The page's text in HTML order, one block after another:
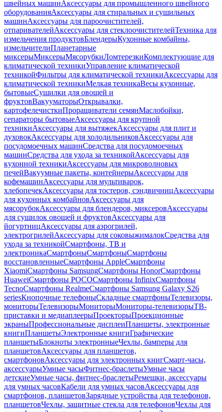
швейных машинАксессуары для промышленного швейного
оборудованияАксессуары для стиральных и сушильных
машинАксессуары для пароочистителей,
отпаривателейАксессуары для стеклоочистителейТехника для
измельчения продуктовБлендерыКухонные комбайны,
измельчителиПланетарные
миксерыМиксерыМясорубкиЛомтерезкиКомплектующие для
климатической техникиУправление климатической
техникойФильтры для климатической техникиАксессуары для
климатической техникиМелкая техникаВесы кухонные,
бытовыеСушилки для овощей и
фруктовВакууматорыОткрывалки,
картофелечисткиПроращиватели семянМаслобойки,
сепараторы бытовыеАксессуары для крупной
техникиАксессуары для вытяжекАксессуары для плит и
духовокАксессуары для холодильниковАксессуары для
посудомоечных машинСредства для посудомоечных
машинСредства для ухода за техникойАксессуары для
кухонной техникиАксессуары для микроволновых
печейВакуумные пакеты, контейнерыАксессуары для
кофемашинАксессуары для мультиварок,
хлебопечекАксессуары для тостеров, сэндвичницАксессуары
для кухонных комбайновАксессуары для
мясорубокАксессуары для блендеров, миксеровАксессуары
для сушилок овощей и фруктовАксессуары для
йогуртницАксессуары для аэрогрилей,
электрогрилейАксессуары для соковыжималокСредства для
ухода за техникойСмартфоны, ТВ и
электроникаСмартфоныСмартфоныСмартфоны
восстановленныеСмартфоны AppleСмартфоны
XiaomiСмартфоны SamsungСмартфоны HonorСмартфоны
HuaweiСмартфоны POCOСмартфоны InfinixСмартфоны
TecnoСмартфоны RealmeСмартфоны Samsung Galaxy S26
seriesКнопочные телефоныСкладные смартфоныТелевизоры,
мониторыТелевизорыМониторыМониторы-телевизорыТВ-
приставки и медиаплеерыПроекторыПроекционные
экраныПрофессиональные дисплеиПланшеты, электронные
книгиПланшетыЭлектронные книгиГрафические
планшетыБлокноты электронныеЧехлы, бамперы для
планшетовАксессуары для планшетов,
смартфоновАксессуары для электронных книгСмарт-часы,
аксессуарыУмные часыФитнес-браслетыУмные часы
детскиеУмные часы, фитнес-браслетыРемешки, аксессуары
для умных часовКабели для умных часовАксессуары для
смартфонов, планшетовЗарядные устройства для телефонов,
планшетовЧехлы, защитные стекла для телефоновЧехлы для